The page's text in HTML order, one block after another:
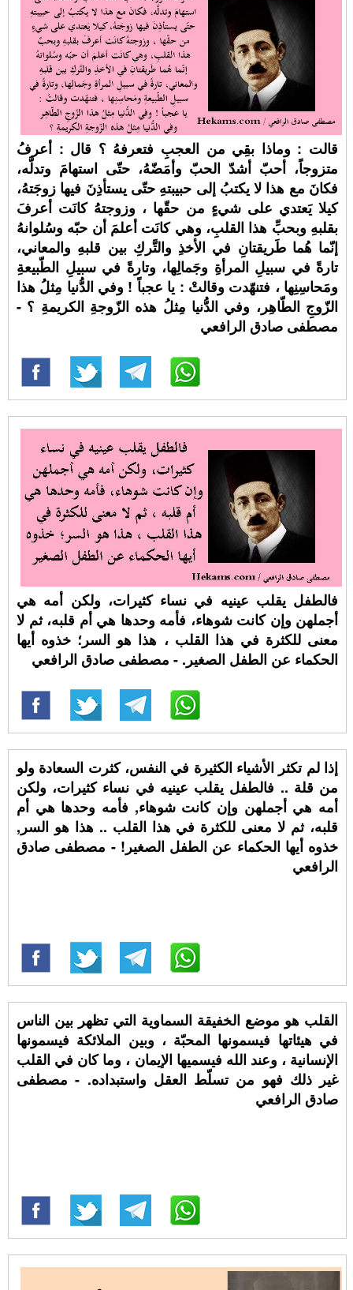
قالت : وماذا بقِي من العجبِ فتعرفهُ ؟ قال : أعرفُ
متزوجاً، أحبّ أشدّ الحبّ وأمَضّهُ، حتّى استهامَ وتدلَّه،
فكانَ مع هذا لا يكتبُ إلى حبيبتهِ حتّى يستأذِنَ فيها زوجَتهُ،
كيلا يَعتدي على شيءٍ من حقّها ، وزوجتهُ كانَت أعرفَ
بقلبهِ وبحبِّ هذا القلبِ، وهي كانَت أعلمَ أن حبّه وسُلوانهُ
إنّما هُما طَريقتانِ في الأخذِ والتَّركِ بين قلبهِ والمعاني،
تارةً في سبيلِ المرأةِ وجَمالِها، وتارةً في سبيلِ الطّبيعةِ
ومَحاسِنِها ، فتنهّدت وقالتْ : يا عجباً ! وفي الدُّنيا مِثلُ هذا
الزّوجِ الطّاهِر، وفي الدُّنيا مِثلُ هذه الزّوجةِ الكريمةِ ؟ -
مصطفى صادق الرافعي
فالطفل يقلب عينيه في نساء كثيرات، ولكن أمه هي
أجملهن وإن كانت شوهاء، فأمه وحدها هي أم قلبه، ثم لا
معنى للكثرة في هذا القلب ، هذا هو السر؛ خذوه أيها
الحكماء عن الطفل الصغير. - مصطفى صادق الرافعي
إذا لم تكثر الأشياء الكثيرة في النفس، كثرت السعادة ولو
من قلة .. فالطفل يقلب عينيه في نساء كثيرات، ولكن
أمه هي أجملهن وإن كانت شوهاء, فأمه وحدها هي أم
قلبه، ثم لا معنى للكثرة في هذا القلب .. هذا هو السر,
خذوه أيها الحكماء عن الطفل الصغير! - مصطفى صادق
الرافعي
القلب هو موضع الخفيقة السماوية التي تظهر بين الناس
في هيئاتها فيسمونها المحبّة ، وبين الملائكة فيسمونها
الإنسانية ، وعند الله فيسميها الإيمان ، وما كان في القلب
غير ذلك فهو من تسلّط العقل واستبداده. - مصطفى
صادق الرافعي